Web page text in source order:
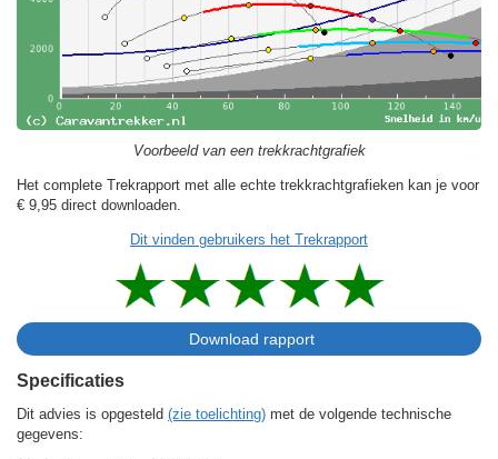
Voorbeeld van een trekkrachtgrafiek
Het complete Trekrapport met alle echte trekkrachtgrafieken kan je voor
€ 9,95 direct downloaden.
Dit vinden gebruikers het Trekrapport
Specificaties
Dit advies is opgesteld (zie toelichting) met de volgende technische
gegevens: